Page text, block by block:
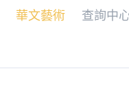
華文藝術 查詢中